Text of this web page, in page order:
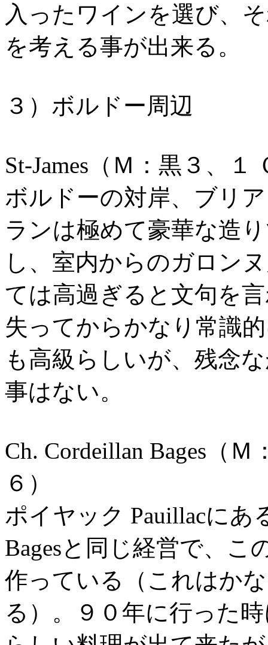
入ったワインを選び、
を考える事が出来る。
３）ボルドー周辺
St-James（Ｍ：黒３、１
ボルドーの対岸、ブリ
ランは極めて豪華な造
し、室内からのガロン
ては高過ぎると文句を
失ってからかなり常識
も高級らしいが、残念
事はない。
Ch. Cordeillan Bages（
６）
ポイヤック Pauillacにあ
Bagesと同じ経営で、
作っている（これはか
る）。９０年に行った